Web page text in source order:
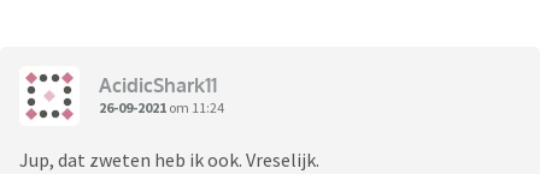
AcidicShark11
26-09-2021 om 11:24
Jup, dat zweten heb ik ook. Vreselijk.